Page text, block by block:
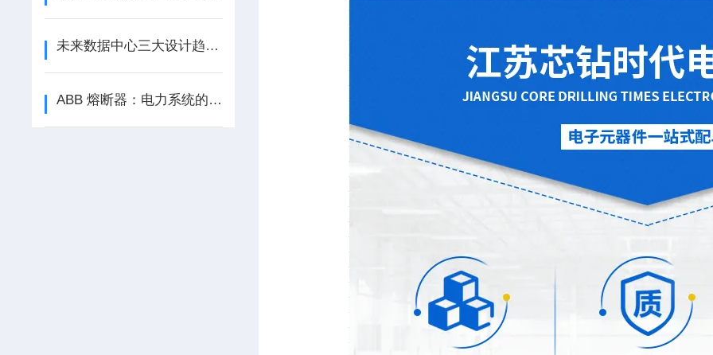
未来数据中心三大设计趋势：模块化、直流化、支持AI规模化应用
ABB 熔断器：电力系统的安全卫士，江苏芯钻时代电子科技有限公司专业供应